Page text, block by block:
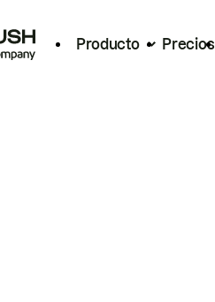
Producto Precios